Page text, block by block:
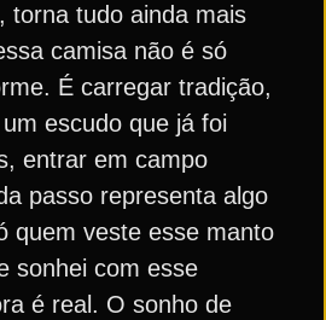
torna tudo ainda mais
camisa não é só
É carregar tradição,
escudo que já foi
entrar em campo
passo representa algo
quem veste esse manto
sonhei com esse
é real. O sonho de